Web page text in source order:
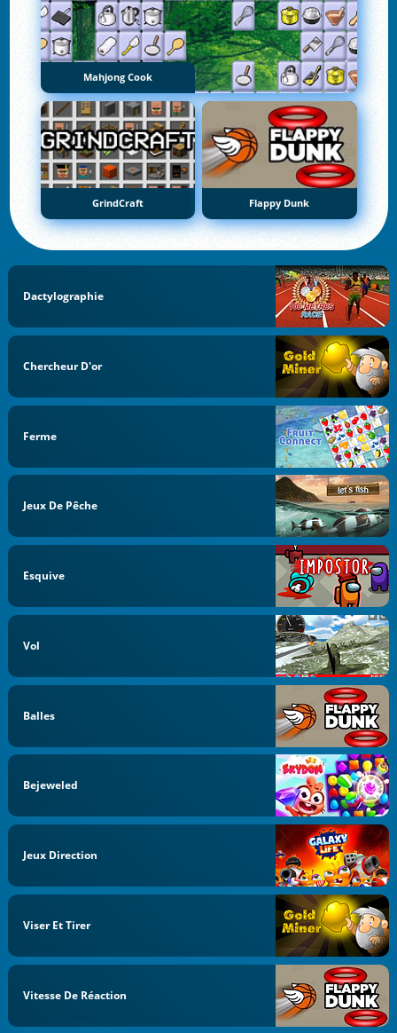
Mahjong Cook
GrindCraft Flappy Dunk
Dactylographie
Chercheur D'or
Ferme
Jeux De Pêche
Esquive
Vol
Balles
Bejeweled
Jeux Direction
Viser Et Tirer
Vitesse De Réaction